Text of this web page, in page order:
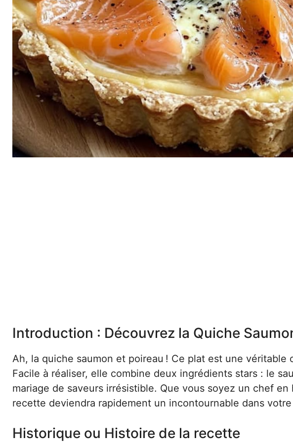
Introduction : Découvrez la Quiche
Ah, la quiche saumon et poireau ! Ce plat est une véritable
Facile à réaliser, elle combine deux ingrédients stars : le
mariage de saveurs irrésistible. Que vous soyez un chef
recette deviendra rapidement un incontournable dans
Historique ou Histoire de la recette